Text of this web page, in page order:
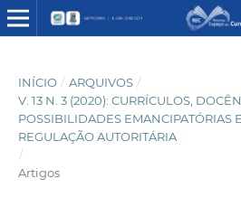
INÍCIO / ARQUIVOS /
V. 13 N. 3 (2020): CURRÍCULOS,
POSSIBILIDADES EMANCIPATÓRIAS
REGULAÇÃO AUTORITÁRIA
/
Artigos